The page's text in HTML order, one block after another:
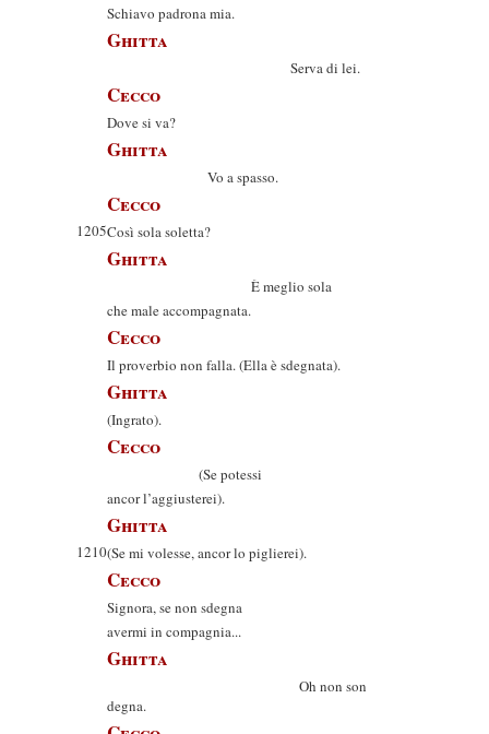
Schiavo padrona mia.
Ghitta
Serva di lei.
Cecco
Dove si va?
Ghitta
Vo a spasso.
Cecco
1205Così sola soletta?
Ghitta
È meglio sola
che male accompagnata.
Cecco
Il proverbio non falla. (Ella è sdegnata).
Ghitta
(Ingrato).
Cecco
(Se potessi
ancor l’aggiusterei).
Ghitta
1210(Se mi volesse, ancor lo piglierei).
Cecco
Signora, se non sdegna
avermi in compagnia...
Ghitta
Oh non son
degna.